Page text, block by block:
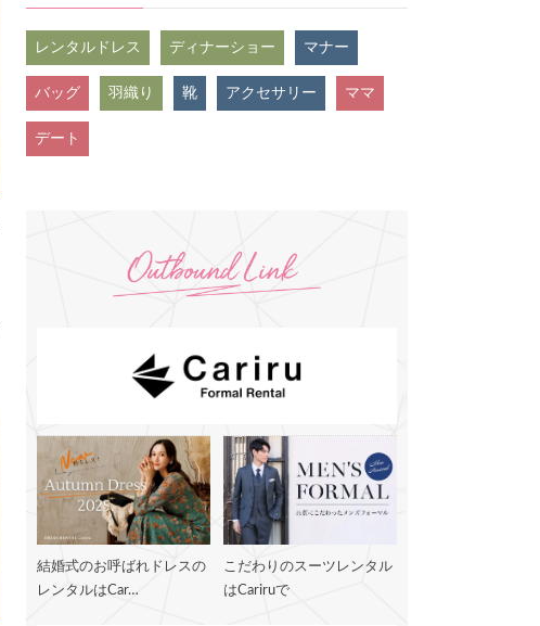
レンタルドレス ディナーショー マナー
バッグ 羽織り 靴 アクセサリー ママ
デート
結婚式のお呼ばれドレスの
レンタルはCar…
こだわりのスーツレンタル
はCariruで